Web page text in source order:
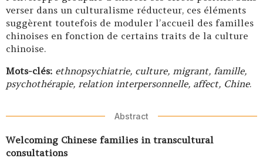
verser dans un culturalisme réducteur, ces éléments
suggèrent toutefois de moduler l’accueil des familles
chinoises en fonction de certains traits de la culture
chinoise.
Mots-clés: ethnopsychiatrie, culture, migrant, famille,
psychothérapie, relation interpersonnelle, affect, Chine.
Abstract
Welcoming Chinese families in transcultural
consultations